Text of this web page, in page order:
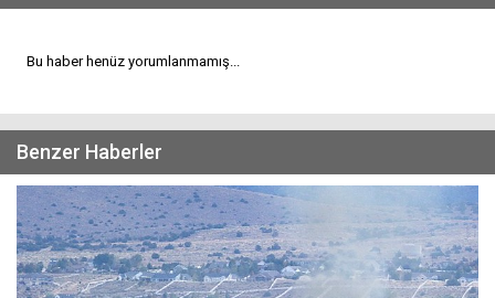
Bu haber henüz yorumlanmamış...
Benzer Haberler